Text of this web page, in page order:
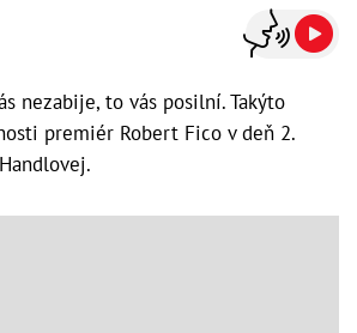
nezabije, to vás posilní. Takýto
premiér Robert Fico v deň 2.